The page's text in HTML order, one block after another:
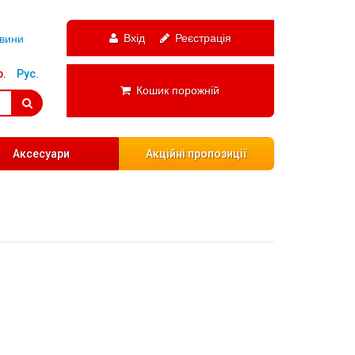
Вхід Реєстрація
Кошик порожній
Рус.
Аксесуари Акційні пропозиції